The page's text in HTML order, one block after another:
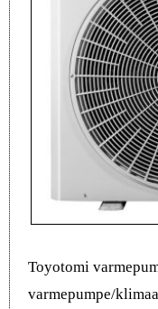
Toyotomi
varmepumpe/